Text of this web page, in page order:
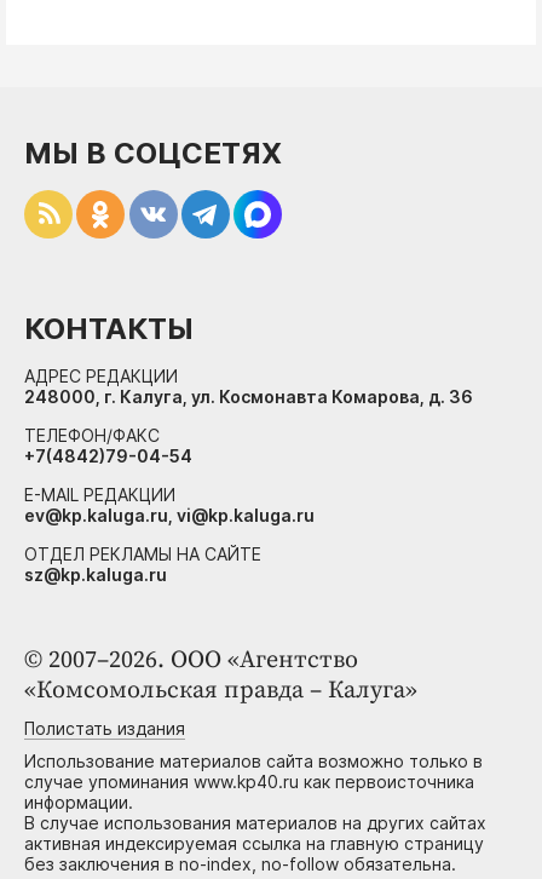
© 2007–2026. ООО «Агентство
«Комсомольская правда – Калуга»
Полистать издания
Использование материалов сайта возможно только в
случае упоминания www.kp40.ru как первоисточника
информации.
В случае использования материалов на других сайтах
активная индексируемая ссылка на главную страницу
без заключения в no-index, no-follow обязательна.
МЫ В СОЦСЕТЯХ
КОНТАКТЫ
АДРЕС РЕДАКЦИИ
248000, г. Калуга, ул. Космонавта Комарова, д. 36
ТЕЛЕФОН/ФАКС
+7(4842)79-04-54
E-MAIL РЕДАКЦИИ
ev@kp.kaluga.ru, vi@kp.kaluga.ru
ОТДЕЛ РЕКЛАМЫ НА САЙТЕ
sz@kp.kaluga.ru